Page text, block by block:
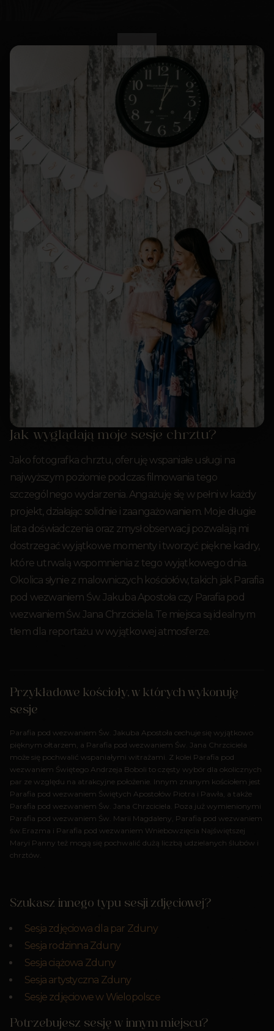
Jak wyglądają moje sesje chrztu?
Jako fotografka chrztu, oferuję wspaniałe usługi na
najwyższym poziomie podczas filmowania tego
szczególnego wydarzenia. Angażuję się w pełni w każdy
projekt, działając solidnie i zaangażowaniem. Moje długie
lata doświadczenia oraz zmysł obserwacji pozwalają mi
dostrzegać wyjątkowe momenty i tworzyć piękne kadry,
które utrwalą wspomnienia z tego wyjątkowego dnia.
Okolica słynie z malowniczych kościołów, takich jak Parafia
pod wezwaniem Św. Jakuba Apostoła czy Parafia pod
wezwaniem Św. Jana Chrzciciela. Te miejsca są idealnym
tłem dla reportażu w wyjątkowej atmosferze.
Przykładowe kościoły, w których wykonuję
sesje
Parafia pod wezwaniem Św. Jakuba Apostoła cechuje się wyjątkowo
pięknym ołtarzem, a Parafia pod wezwaniem Św. Jana Chrzciciela
może się pochwalić wspaniałymi witrażami. Z kolei Parafia pod
wezwaniem Świętego Andrzeja Boboli to częsty wybór dla okolicznych
par ze względu na atrakcyjne położenie. Innym znanym kościołem jest
Parafia pod wezwaniem Świętych Apostołów Piotra i Pawła, a także
Parafia pod wezwaniem Św. Jana Chrzciciela. Poza już wymienionymi
Parafia pod wezwaniem Św. Marii Magdaleny, Parafia pod wezwaniem
św.Erazma i Parafia pod wezwaniem Wniebowzięcia Najświętszej
Maryi Panny też mogą się pochwalić dużą liczbą udzielanych ślubów i
chrztów.
Szukasz innego typu sesji zdjęciowej?
Sesja zdjęciowa dla par Zduny
Sesja rodzinna Zduny
Sesja ciążowa Zduny
Sesja artystyczna Zduny
Sesje zdjęciowe w Wielopolsce
Potrzebujesz sesję w innym miejscu?